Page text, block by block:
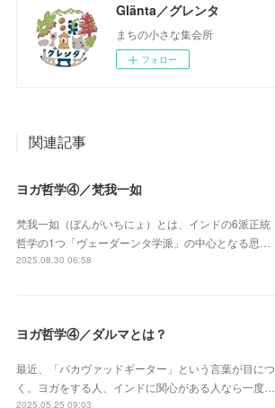
Glänta／グレンタ
まちの小さな集会所
フォロー
関連記事
ヨガ哲学④／梵我一如
梵我一如（ぼんがいちにょ）とは、インドの6派正統
哲学の1つ「ヴェーダーンタ学派」の中心となる思…
2025.08.30 06:58
ヨガ哲学④／ダルマとは？
最近、「バカヴァッドギーター」という言葉が目につ
く。ヨガをする人、インドに関心がある人なら一度…
2025.05.25 09:03